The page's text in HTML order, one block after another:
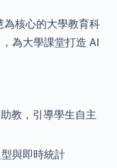
為核心的大學教育科
為大學課堂打造 AI
教，引導學生自主
與即時統計